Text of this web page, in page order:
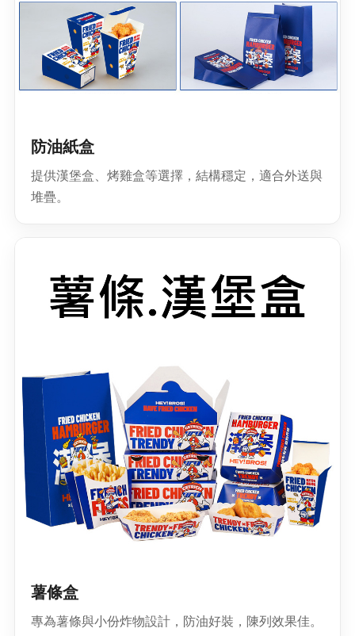
防油紙盒
提供漢堡盒、烤雞盒等選擇，結構穩定，適合外送與
堆疊。
薯條盒
專為薯條與小份炸物設計，防油好裝，陳列效果佳。